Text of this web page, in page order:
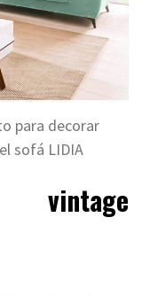
para decorar
sofá LIDIA
vintage